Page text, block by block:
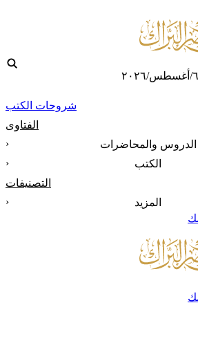
شروحات الكتب
الفتاوى
الدروس والمحاضرات
‹
الكتب
‹
التصنيفات
المزيد
‹